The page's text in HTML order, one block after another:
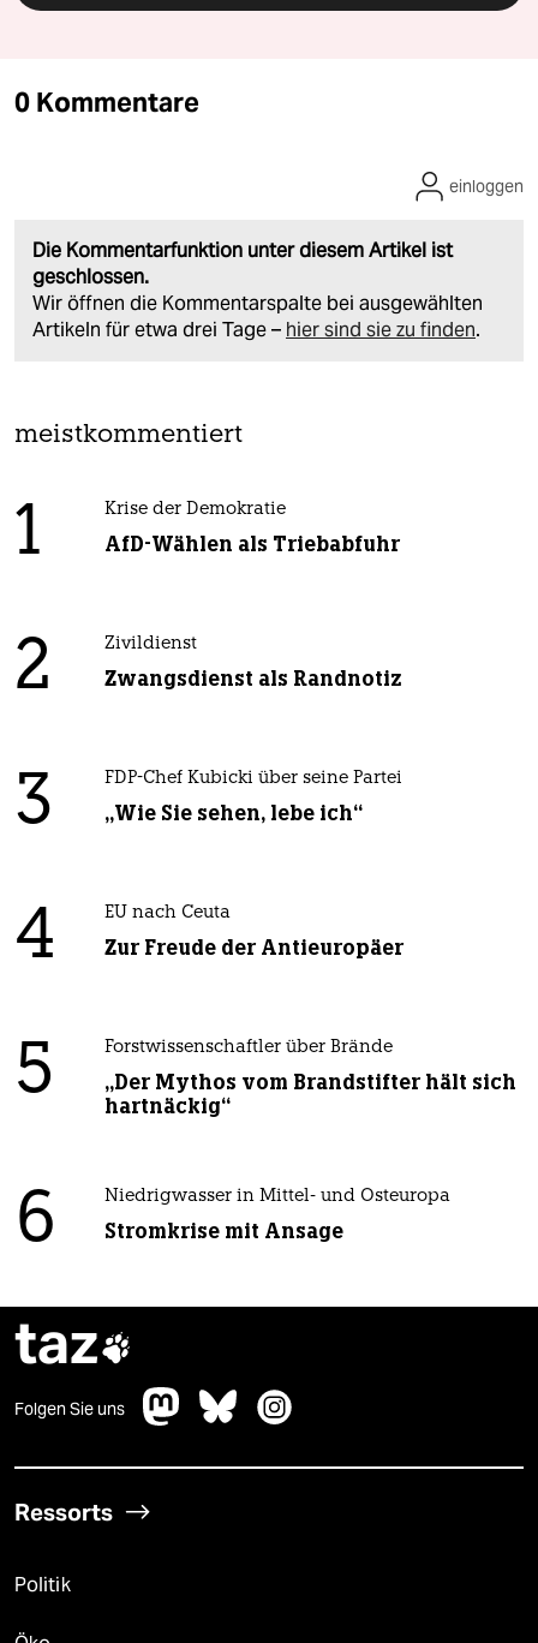
0 Kommentare
Die Kommentarfunktion unter diesem Artikel ist
geschlossen.
Wir öffnen die Kommentarspalte bei ausgewählten
Artikeln für etwa drei Tage – hier sind sie zu finden.
einloggen
meistkommentiert
1 Krise der Demokratie
AfD-Wählen als Triebabfuhr
2 Zivildienst
Zwangsdienst als Randnotiz
3 FDP-Chef Kubicki über seine Partei
„Wie Sie sehen, lebe ich“
4 EU nach Ceuta
Zur Freude der Antieuropäer
5 Forstwissenschaftler über Brände
„Der Mythos vom Brandstifter hält sich
hartnäckig“
6 Niedrigwasser in Mittel- und Osteuropa
Stromkrise mit Ansage
taz
Folgen Sie uns
Ressorts
Politik